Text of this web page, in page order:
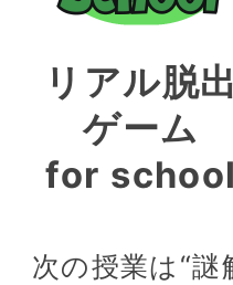
リアル脱
ゲーム
for
次の授業は“謎